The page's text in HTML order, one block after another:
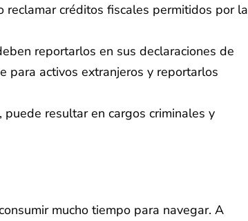
créditos fiscales permitidos por la
reportarlos en sus declaraciones de
para activos extranjeros y reportarlos
resultar en cargos criminales y
mucho tiempo para navegar. A